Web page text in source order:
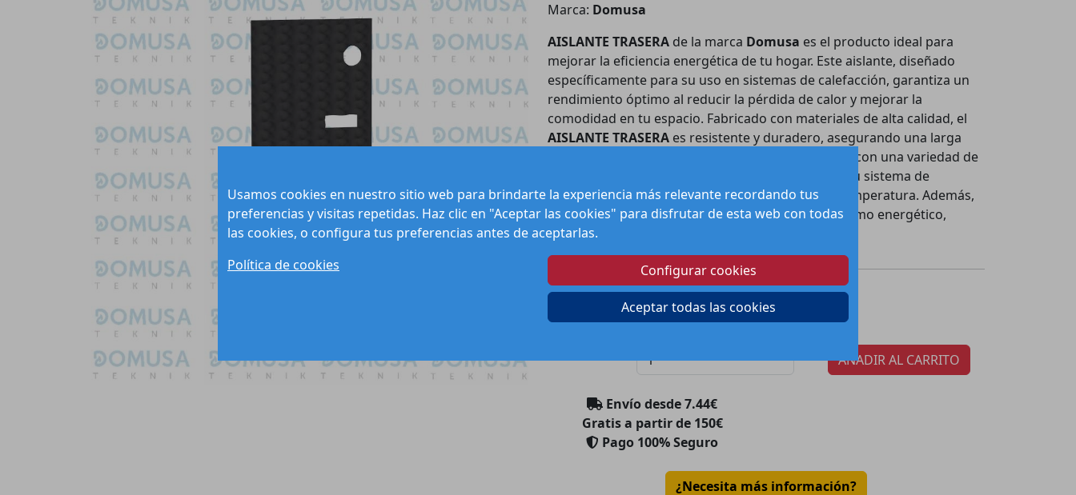
Usamos cookies en nuestro sitio web para brindarte la experiencia más relevante recordando tus
preferencias y visitas repetidas. Haz clic en "Aceptar las cookies" para disfrutar de esta web con todas
las cookies, o configura tus preferencias antes de aceptarlas.
Política de cookies
Configurar cookies
Aceptar todas las cookies
Marca: Domusa
AISLANTE TRASERA de la marca Domusa es el producto ideal para
mejorar la eficiencia energética de tu hogar. Este aislante, diseñado
específicamente para su uso en sistemas de calefacción, garantiza un
rendimiento óptimo al reducir la pérdida de calor y mejorar la
comodidad en tu espacio. Fabricado con materiales de alta calidad, el
AISLANTE TRASERA es resistente y duradero, asegurando una larga
vida útil. Con una fácil instalación y compatibilidad con una variedad de
modelos, este aislante es una excelente adición a tu sistema de
calefacción, permitiendo un mejor control de la temperatura. Además,
su diseño innovador contribuye a un menor consumo energético,
ayudando al medio ambiente y a tu bolsillo.
Precio:37.35€
Cantidad por paquete:1
AÑADIR AL CARRITO
Envío desde7.44€
Gratis a partir de 150€
Pago 100% Seguro
¿Necesita más información?